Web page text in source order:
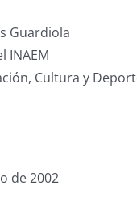
Guardiola
INAEM
Cultura y
de 2002